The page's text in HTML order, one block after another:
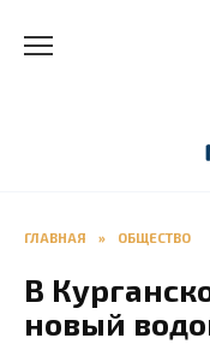
ГЛАВНАЯ » ОБЩЕСТВО
В
новый